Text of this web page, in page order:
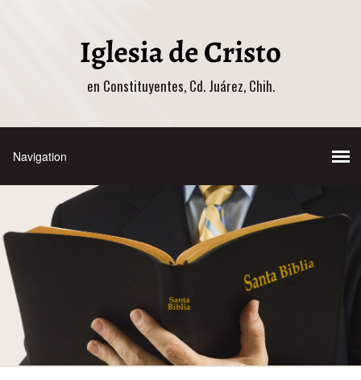
en Constituyentes, Cd. Juárez, Chih.